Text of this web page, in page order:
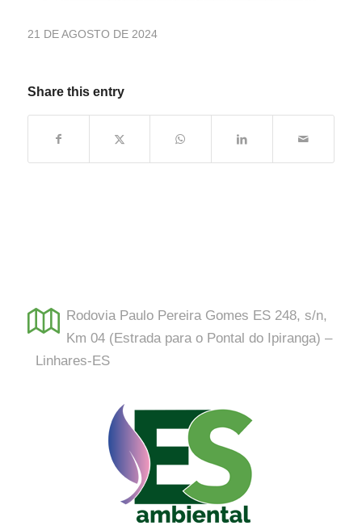
21 DE AGOSTO DE 2024
Share this entry
Rodovia Paulo Pereira Gomes ES 248, s/n,
Km 04 (Estrada para o Pontal do Ipiranga) –
Linhares-ES